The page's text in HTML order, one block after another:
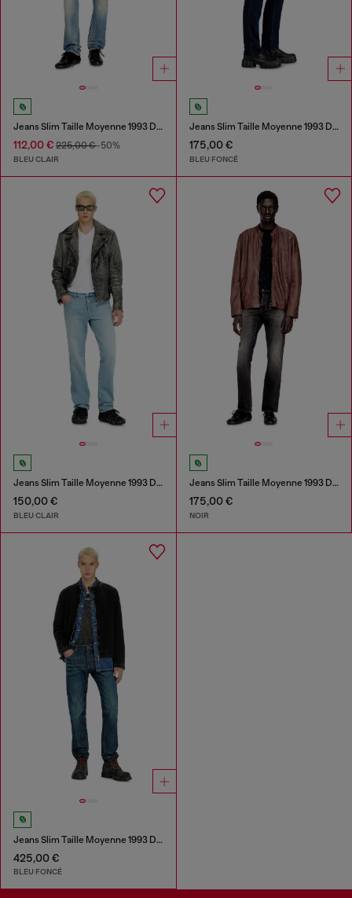
Jeans Slim Taille Moyenne 1993 D-Vyl
112,00 € 225,00 €-50%
BLEU CLAIR
Jeans Slim Taille Moyenne 1993 D-Vyl
175,00 €
BLEU FONCÉ
Jeans Slim Taille Moyenne 1993 D-Vyl
150,00 €
BLEU CLAIR
Jeans Slim Taille Moyenne 1993 D-Vyl
175,00 €
NOIR
Jeans Slim Taille Moyenne 1993 D-Vyl
425,00 €
BLEU FONCÉ